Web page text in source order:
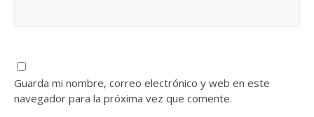
Guarda mi nombre, correo electrónico y web en este
navegador para la próxima vez que comente.